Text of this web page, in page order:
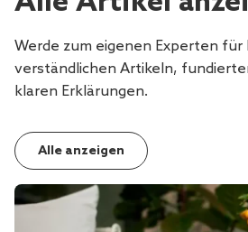
Werde zum eigenen Experten für
verständlichen Artikeln,
klaren Erklärungen.
Alle anzeigen